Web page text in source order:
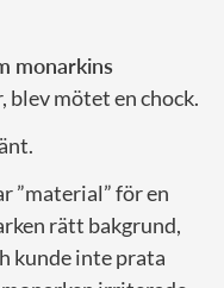
monarkins
mötet en chock.
”material” för en
rätt bakgrund,
kunde inte prata